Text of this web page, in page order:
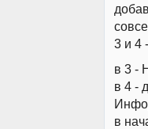
3 и 4
в 3 -
в 4 -
в